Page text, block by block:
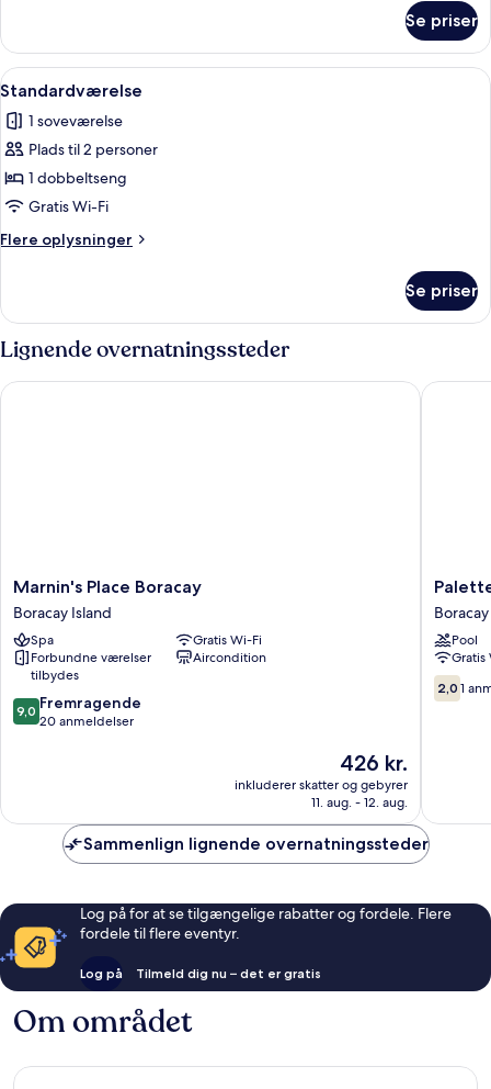
(Deluxe)
Se priser
Indlæs
alle
billeder
af
Standardværelse
Et soveværelse med seng, et
5
Standardværelse
1 soveværelse
Plads til 2 personer
1 dobbeltseng
Gratis Wi-Fi
Flere oplysninger
Flere
Se priser
Lignende overnatningssteder
Marnin's
Place
Boracay
Boracay
Island
Marnin's Place Boracay
Boracay Island
Spa
Gratis Wi-Fi
Forbundne værelser
tilbydes
Aircondition
9.0
ud
anmeldelser
9,0 Fremragende
20 anmeldelser
Prisen
426 kr.
426 kr.
inkluderer skatter og gebyrer
11. aug. - 12. aug.
Marnin's Place Boracay
Palette
Boracay
Isle
by
The
White
Beach
Pool
Gratis
2.0
ud
2,0 1
Palette
Sammenlign lignende overnatningssteder
Log på for at se tilgængelige rabatter og fordele. Flere
fordele til flere eventyr.
Log på Tilmeld dig nu – det er gratis
Om området